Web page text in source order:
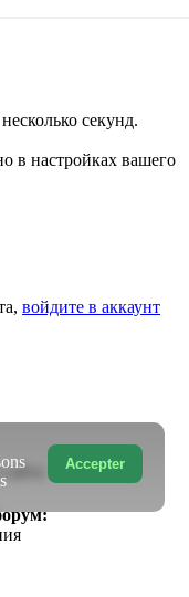
секунд.
в настройках вашего
войдите в аккаунт
Accepter